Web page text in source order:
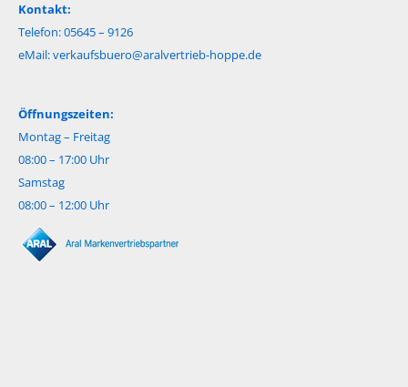
Kontakt:
Telefon: 05645 – 9126
eMail:verkaufsbuero@aralvertrieb-hoppe.de
Öffnungszeiten:
Montag – Freitag
08:00 – 17:00 Uhr
Samstag
08:00 – 12:00 Uhr